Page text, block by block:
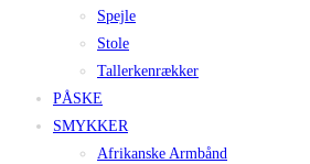
Spejle
Stole
Tallerkenrækker
PÅSKE
SMYKKER
Afrikanske Armbånd